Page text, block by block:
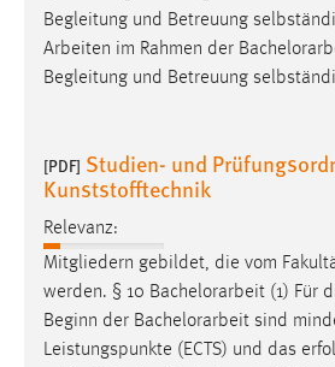
Begleitung und Betreuung
Arbeiten im Rahmen der
Begleitung und Betreuung
[PDF] Studien- und
Kunststofftechnik
Relevanz:
Mitgliedern gebildet, die vom
werden. § 10 Bachelorarbeit (1) Für
Beginn der Bachelorarbeit sind
Leistungspunkte (ECTS) und das